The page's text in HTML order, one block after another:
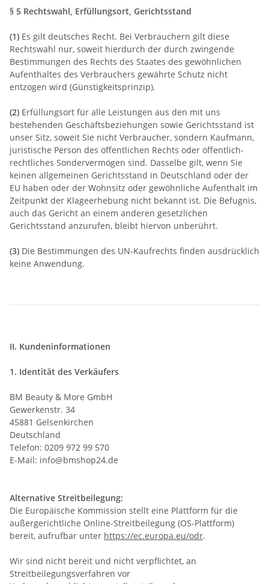
§ 5 Rechtswahl, Erfüllungsort, Gerichtsstand
(1) Es gilt deutsches Recht. Bei Verbrauchern gilt diese
Rechtswahl nur, soweit hierdurch der durch zwingende
Bestimmungen des Rechts des Staates des gewöhnlichen
Aufenthaltes des Verbrauchers gewährte Schutz nicht
entzogen wird (Günstigkeitsprinzip).
(2) Erfüllungsort für alle Leistungen aus den mit uns
bestehenden Geschäftsbeziehungen sowie Gerichtsstand ist
unser Sitz, soweit Sie nicht Verbraucher, sondern Kaufmann,
juristische Person des öffentlichen Rechts oder öffentlich-
rechtliches Sondervermögen sind. Dasselbe gilt, wenn Sie
keinen allgemeinen Gerichtsstand in Deutschland oder der
EU haben oder der Wohnsitz oder gewöhnliche Aufenthalt im
Zeitpunkt der Klageerhebung nicht bekannt ist. Die Befugnis,
auch das Gericht an einem anderen gesetzlichen
Gerichtsstand anzurufen, bleibt hiervon unberührt.
(3) Die Bestimmungen des UN-Kaufrechts finden ausdrücklich
keine Anwendung.
II. Kundeninformationen
1. Identität des Verkäufers
BM Beauty & More GmbH
Gewerkenstr. 34
45881 Gelsenkirchen
Deutschland
Telefon: 0209 972 99 570
E-Mail: info@bmshop24.de
Alternative Streitbeilegung:
Die Europäische Kommission stellt eine Plattform für die
außergerichtliche Online-Streitbeilegung (OS-Plattform)
bereit, aufrufbar unter https://ec.europa.eu/odr.
Wir sind nicht bereit und nicht verpflichtet, an
Streitbeilegungsverfahren vor